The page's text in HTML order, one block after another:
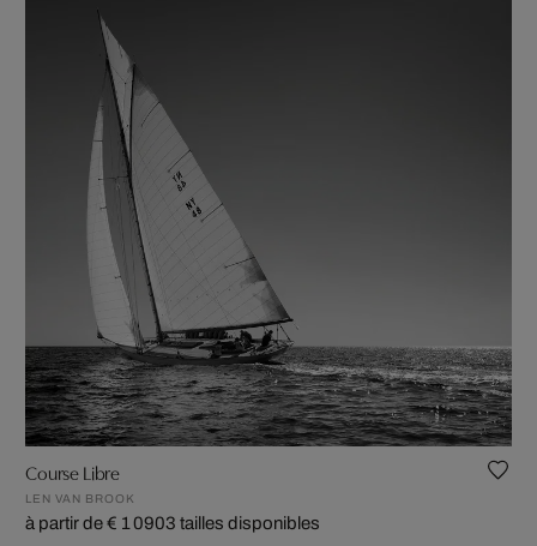
Course Libre
LEN VAN BROOK
à partir de € 1 0903 tailles disponibles